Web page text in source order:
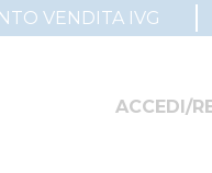
VENDITA IVG
ACCEDI/